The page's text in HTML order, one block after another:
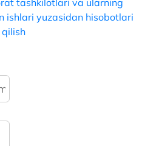
tashkilotlari va ularning
ishlari yuzasidan hisobotlari